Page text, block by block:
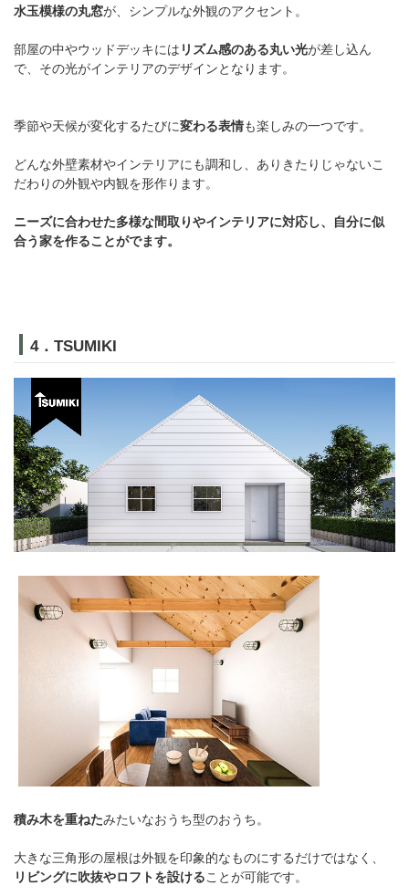
水玉模様の丸窓が、シンプルな外観のアクセント。
部屋の中やウッドデッキには リズム感のある丸い光が差し込ん
で、その光がインテリアのデザインとなります。
季節や天候が変化するたびに変わる表情も楽しみの一つです。
どんな外壁素材やインテリアにも調和し、ありきたりじゃないこ
だわりの外観や内観を形作ります。
ニーズに合わせた多様な間取りやインテリアに対応し、自分に似
合う家を作ることがでます。
4．TSUMIKI
積み木を重ねたみたいなおうち型のおうち。
大きな三角形の屋根は外観を印象的なものにするだけではなく、
リビングに吹抜やロフトを設ける ことが可能です。